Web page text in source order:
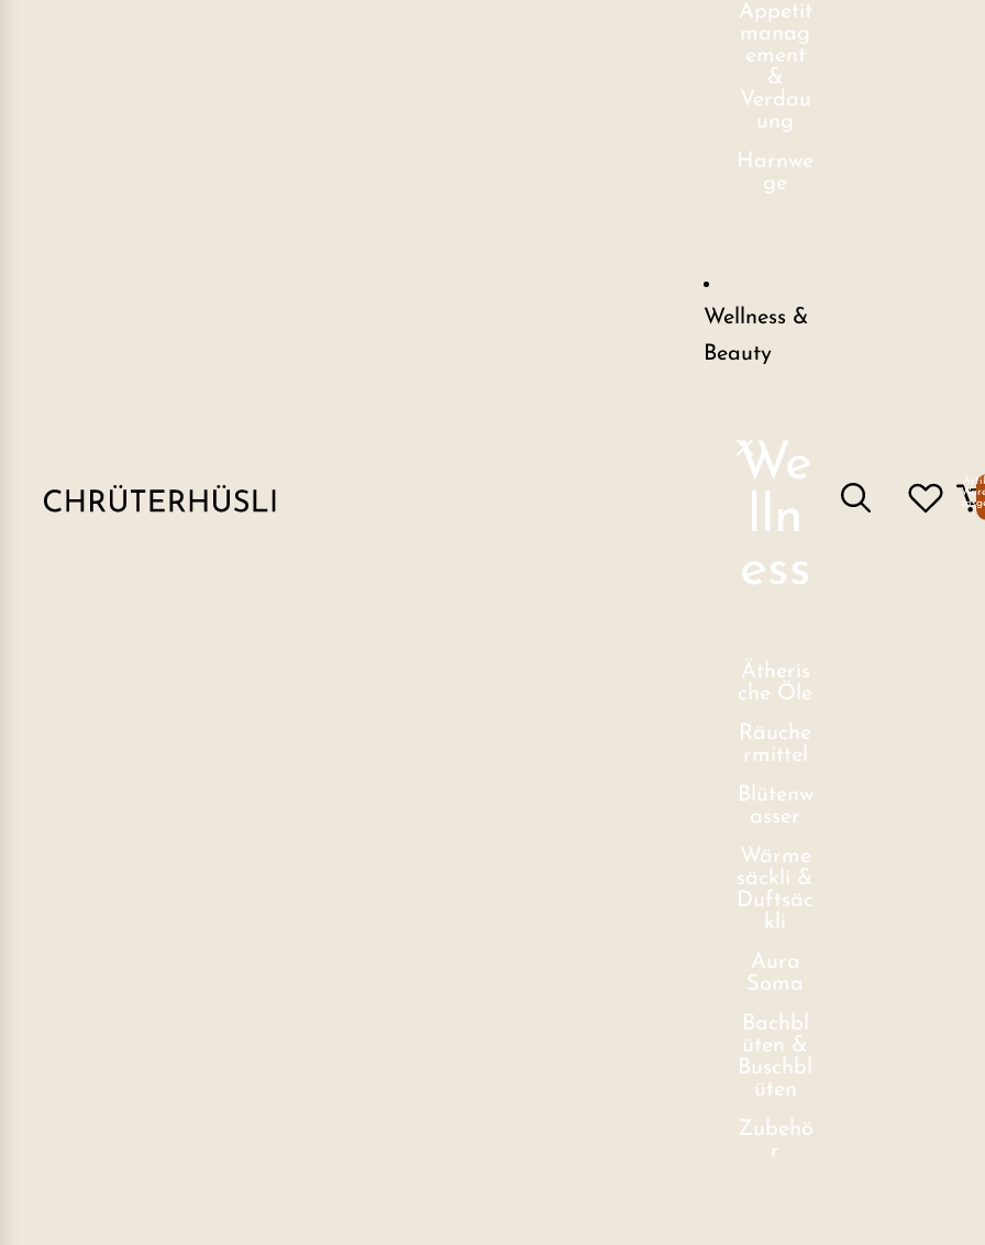
Appetit
manag
ement
&
Verdau
ung
Harnwe
ge
Wellness &
Beauty
We
lln
ess
Ätheris
che Öle
Räuche
rmittel
Blütenw
asser
Wärme
säckli &
Duftsäc
kli
Aura
Soma
Bachbl
üten &
Buschbl
üten
Zubehö
r